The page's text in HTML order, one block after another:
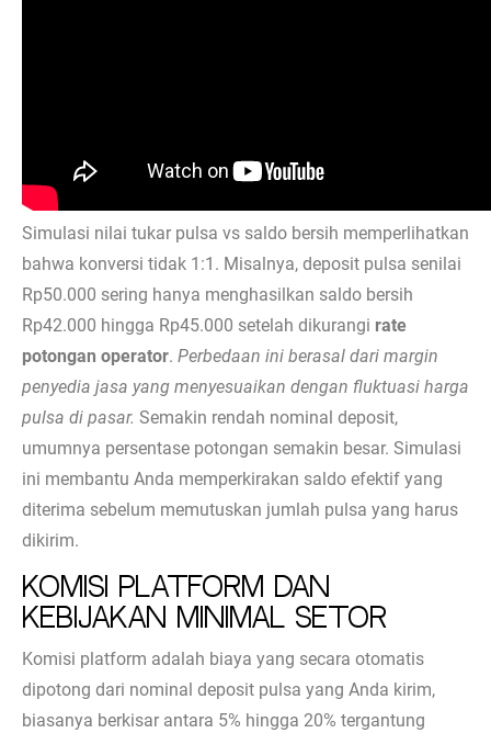
Simulasi nilai tukar pulsa vs saldo bersih memperlihatkan
bahwa konversi tidak 1:1. Misalnya, deposit pulsa senilai
Rp50.000 sering hanya menghasilkan saldo bersih
Rp42.000 hingga Rp45.000 setelah dikurangi rate
potongan operator. Perbedaan ini berasal dari margin
penyedia jasa yang menyesuaikan dengan fluktuasi harga
pulsa di pasar. Semakin rendah nominal deposit,
umumnya persentase potongan semakin besar. Simulasi
ini membantu Anda memperkirakan saldo efektif yang
diterima sebelum memutuskan jumlah pulsa yang harus
dikirim.
Komisi Platform dan
Kebijakan Minimal Setor
Komisi platform adalah biaya yang secara otomatis
dipotong dari nominal deposit pulsa yang Anda kirim,
biasanya berkisar antara 5% hingga 20% tergantung